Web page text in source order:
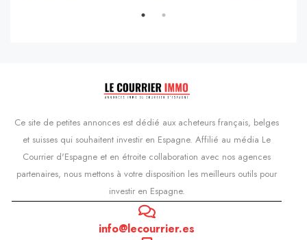
Ce site de petites annonces est dédié aux acheteurs français, belges
et suisses qui souhaitent investir en Espagne. Affilié au média Le
Courrier d'Espagne et en étroite collaboration avec nos agences
partenaires, nous mettons à votre disposition les meilleurs outils pour
investir en Espagne.
info@lecourrier.es